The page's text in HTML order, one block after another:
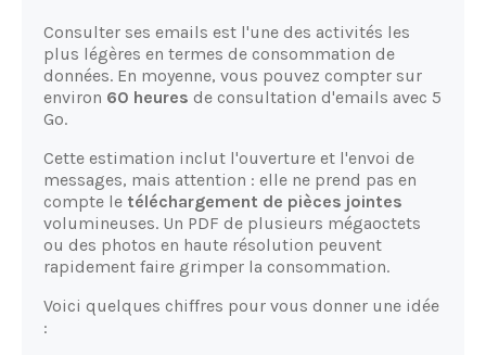
Consulter ses emails est l'une des activités les
plus légères en termes de consommation de
données. En moyenne, vous pouvez compter sur
environ 60 heures de consultation d'emails avec 5
Go.
Cette estimation inclut l'ouverture et l'envoi de
messages, mais attention : elle ne prend pas en
compte le téléchargement de pièces jointes
volumineuses. Un PDF de plusieurs mégaoctets
ou des photos en haute résolution peuvent
rapidement faire grimper la consommation.
Voici quelques chiffres pour vous donner une idée
: